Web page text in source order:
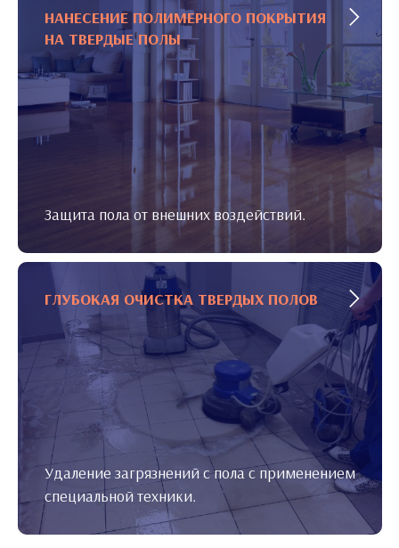
НАНЕСЕНИЕ ПОЛИМЕРНОГО ПОКРЫТИЯ
НА ТВЕРДЫЕ ПОЛЫ
Защита пола от внешних воздействий.
ГЛУБОКАЯ ОЧИСТКА ТВЕРДЫХ ПОЛОВ
Удаление загрязнений с пола с применением
специальной техники.